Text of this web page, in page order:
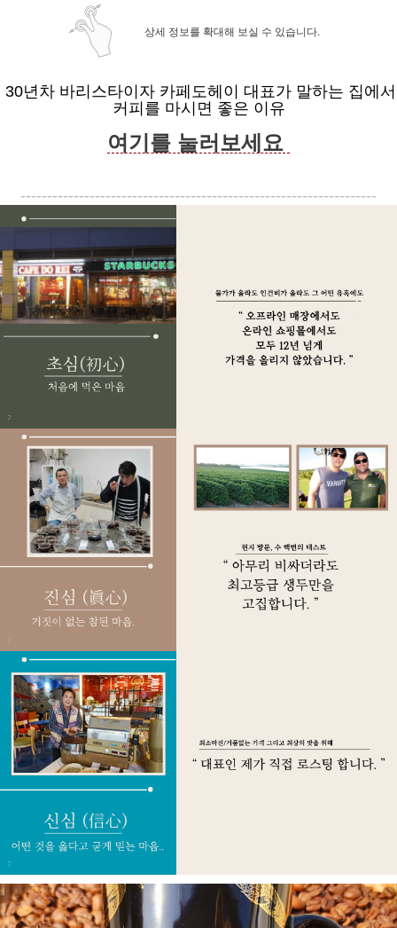
상세 정보를 확대해 보실 수 있습니다.
30년차 바리스타이자 카페도헤이 대표가 말하는 집에서
커피를 마시면 좋은 이유
여기를 눌러보세요
-------------------------------------------------------------------